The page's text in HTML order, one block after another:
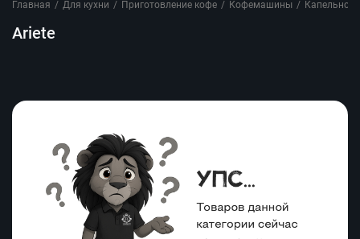
Главная / Для кухни / Приготовление кофе / Кофемашины /
Ariete